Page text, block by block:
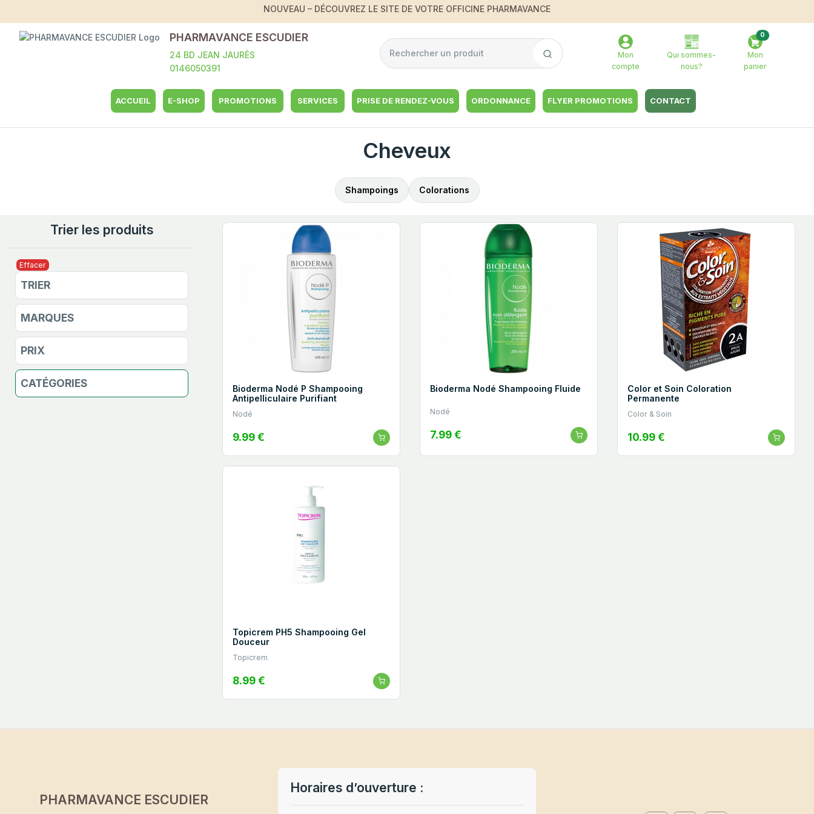
NOUVEAU – DÉCOUVREZ LE SITE DE VOTRE OFFICINE PHARMAVANCE
PHARMAVANCE ESCUDIER
24 BD JEAN JAURÈS
0146050391
Mon
compte
Qui sommes-
nous?
0
Mon
panier
ACCUEIL E-SHOP PROMOTIONS SERVICES PRISE DE RENDEZ-VOUS ORDONNANCE FLYER PROMOTIONS CONTACT
Cheveux
Shampoings Colorations
Trier les produits
Effacer
TRIER
MARQUES
PRIX
CATÉGORIES
Bioderma Nodé P Shampooing
Antipelliculaire Purifiant
Nodé
9.99 €
Bioderma Nodé Shampooing Fluide
Nodé
7.99 €
Color et Soin Coloration
Permanente
Color & Soin
10.99 €
Topicrem PH5 Shampooing Gel
Douceur
Topicrem
8.99 €
PHARMAVANCE ESCUDIER
Horaires d’ouverture :